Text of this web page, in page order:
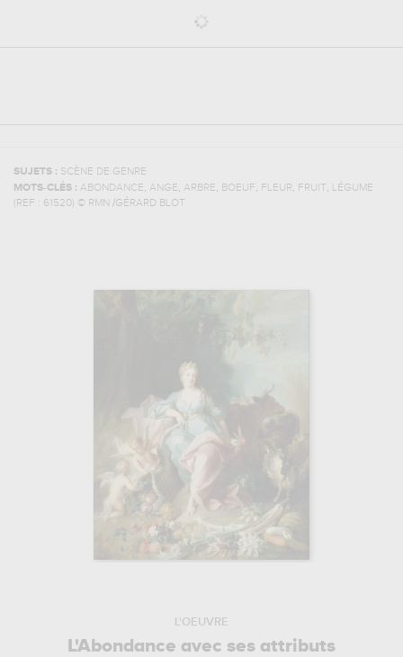
SUJETS : SCÈNE DE GENRE
MOTS-CLÉS : ABONDANCE, ANGE, ARBRE, BOEUF, FLEUR, FRUIT, LÉGUME
(REF : 61520) © RMN /GÉRARD BLOT
L'OEUVRE
L'Abondance avec ses attributs